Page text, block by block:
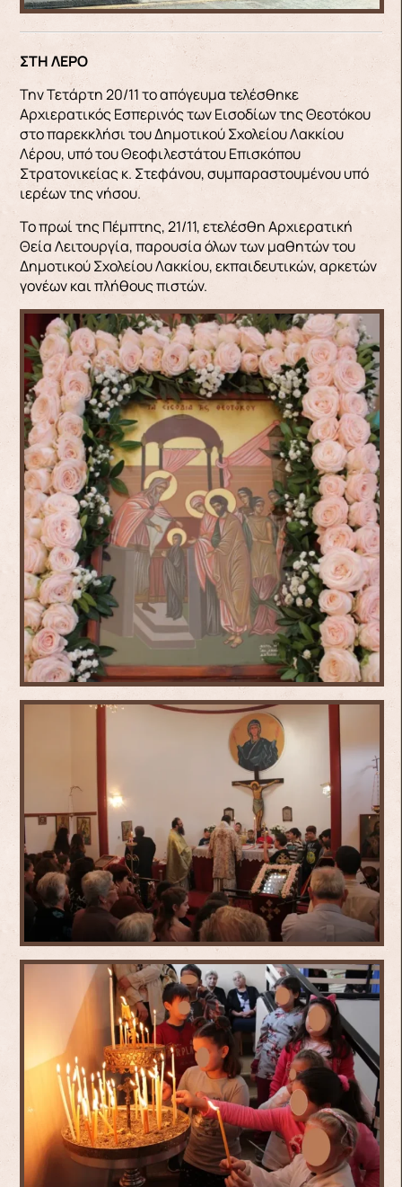
ΣΤΗ ΛΕΡΟ
Την Τετάρτη 20/11 το απόγευμα τελέσθηκε
Αρχιερατικός Εσπερινός των Εισοδίων της Θεοτόκου
στο παρεκκλήσι του Δημοτικού Σχολείου Λακκίου
Λέρου, υπό του Θεοφιλεστάτου Επισκόπου
Στρατονικείας κ. Στεφάνου, συμπαραστουμένου υπό
ιερέων της νήσου.
Το πρωί της Πέμπτης, 21/11, ετελέσθη Αρχιερατική
Θεία Λειτουργία, παρουσία όλων των μαθητών του
Δημοτικού Σχολείου Λακκίου, εκπαιδευτικών, αρκετών
γονέων και πλήθους πιστών.